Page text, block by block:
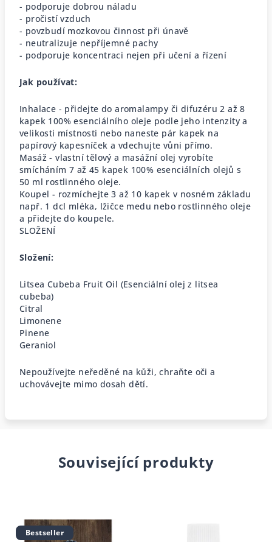
- podporuje dobrou náladu
- pročistí vzduch
- povzbudí mozkovou činnost při únavě
- neutralizuje nepříjemné pachy
- podporuje koncentraci nejen při učení a řízení
Jak používat:
Inhalace - přidejte do aromalampy či difuzéru 2 až 8
kapek 100% esenciálního oleje podle jeho intenzity a
velikosti místnosti nebo naneste pár kapek na
papírový kapesníček a vdechujte vůni přímo.
Masáž - vlastní tělový a masážní olej vyrobíte
smícháním 7 až 45 kapek 100% esenciálních olejů s
50 ml rostlinného oleje.
Koupel - rozmíchejte 3 až 10 kapek v nosném základu
např. 1 dcl mléka, lžičce medu nebo rostlinného oleje
a přidejte do koupele.
SLOŽENÍ
Složení:
Litsea Cubeba Fruit Oil (Esenciální olej z litsea
cubeba)
Citral
Limonene
Pinene
Geraniol
Nepoužívejte neředěné na kůži, chraňte oči a
uchovávejte mimo dosah dětí.
Související produkty
Bestseller